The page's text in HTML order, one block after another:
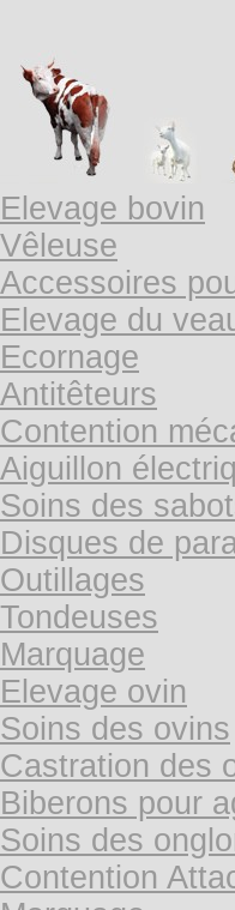
Elevage bovin
Vêleuse
Accessoires
Elevage du
Ecornage
Antitêteurs
Contention
Aiguillon
Soins des
Disques de
Outillages
Tondeuses
Marquage
Elevage ovin
Soins des ovins
Castration des
Biberons pour
Soins des
Contention